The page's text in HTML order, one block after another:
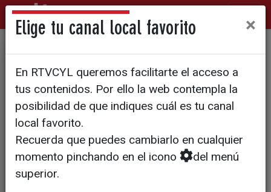
El programa de CyLTV
‘Diagnóstico’ recibe el III
Premio de Periodistas
Rurales
La Red de Periodistas Rurales ha
otorgado su galardón al espacio de
Elige tu canal local favorito ×
En RTVCYL queremos facilitarte el acceso a
tus contenidos. Por ello la web contempla la
posibilidad de que indiques cuál es tu canal
local favorito.
Recuerda que puedes cambiarlo en cualquier
momento pinchando en el icono
del menú
superior.